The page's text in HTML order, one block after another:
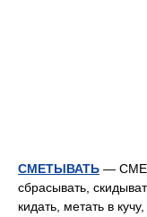
СМЕТЫВАТЬ —
сбрасывать,
кидать, метать в